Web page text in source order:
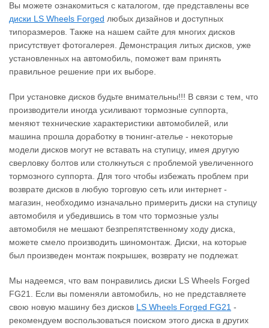
Вы можете ознакомиться с каталогом, где представлены все
диски LS Wheels Forged любых дизайнов и доступных
типоразмеров. Также на нашем сайте для многих дисков
присутствует фотогалерея. Демонстрация литых дисков, уже
установленных на автомобиль, поможет вам принять
правильное решение при их выборе.
При установке дисков будьте внимательны!!! В связи с тем, что
производители иногда усиливают тормозные суппорта,
меняют технические характеристики автомобилей, или
машина прошла доработку в тюнинг-ателье - некоторые
модели дисков могут не вставать на ступицу, имея другую
сверловку болтов или столкнуться с проблемой увеличенного
тормозного суппорта. Для того чтобы избежать проблем при
возврате дисков в любую торговую сеть или интернет -
магазин, необходимо изначально примерить диски на ступицу
автомобиля и убедившись в том что тормозные узлы
автомобиля не мешают безпрепятственному ходу диска,
можете смело производить шиномонтаж. Диски, на которые
был произведен монтаж покрышек, возврату не подлежат.
Мы надеемся, что вам понравились диски LS Wheels Forged
FG21. Если вы поменяли автомобиль, но не представляете
свою новую машину без дисков LS Wheels Forged FG21 ‐
рекомендуем воспользоваться поиском этого диска в других